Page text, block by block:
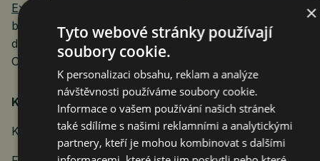
Expo, hala A–D, stánek č. 55050
bude předvádět živé ukázky svého řešení pro
diagnostiku pokožky hlavy na bázi mikrobiomu
CAIOME.
Kontakt pro média
Kolmar HoldingsJang-Woo Leejay.lee@kolmar.co.kr
×
Tyto webové stránky používají
soubory cookie.
K personalizaci obsahu, reklam a analýze
návštěvnosti používáme soubory cookie.
Informace o vašem používání našich stránek
také sdílíme s našimi reklamními a analytickými
partnery, kteří je mohou kombinovat s dalšími